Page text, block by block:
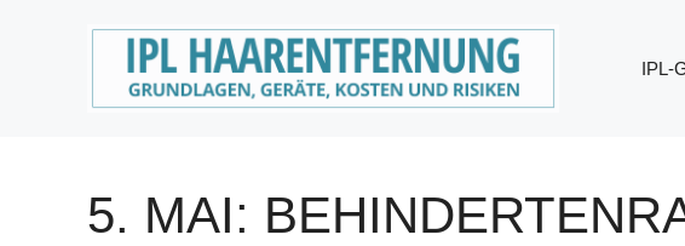
IPL-
5. MAI: